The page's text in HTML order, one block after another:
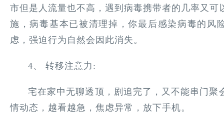
市但是人流量也不高，遇到病毒携带者的几率又
施，病毒基本已被清理掉，你最后感染病毒的风
虑，强迫行为自然会因此消失。
4、 转移注意力:
宅在家中无聊透顶，剧追完了，又不能串门
情动态，越看越急，焦虑异常，放下手机。